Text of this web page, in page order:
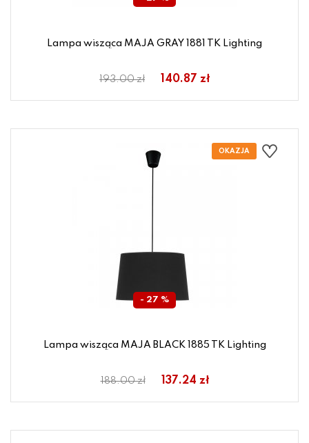
Lampa wisząca MAJA GRAY 1881 TK Lighting
193.00 zł 140.87 zł
- 27 %
Lampa wisząca MAJA BLACK 1885 TK Lighting
188.00 zł 137.24 zł